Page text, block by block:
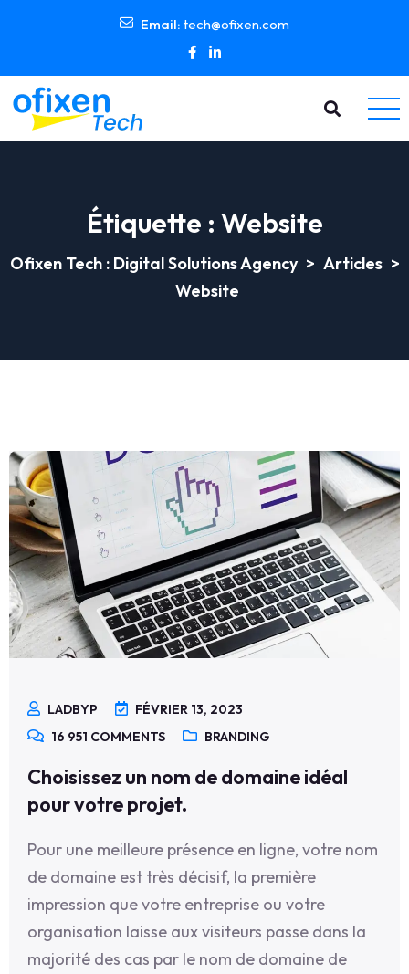
Email: tech@ofixen.com
Étiquette : Website
Ofixen Tech : Digital Solutions Agency > Articles >
Website
LADBYP
FÉVRIER 13, 2023
16 951 COMMENTS BRANDING
Choisissez un nom de domaine idéal
pour votre projet.
Pour une meilleure présence en ligne, votre nom
de domaine est très décisif, la première
impression que votre entreprise ou votre
organisation laisse aux visiteurs passe dans la
majorité des cas par le nom de domaine de